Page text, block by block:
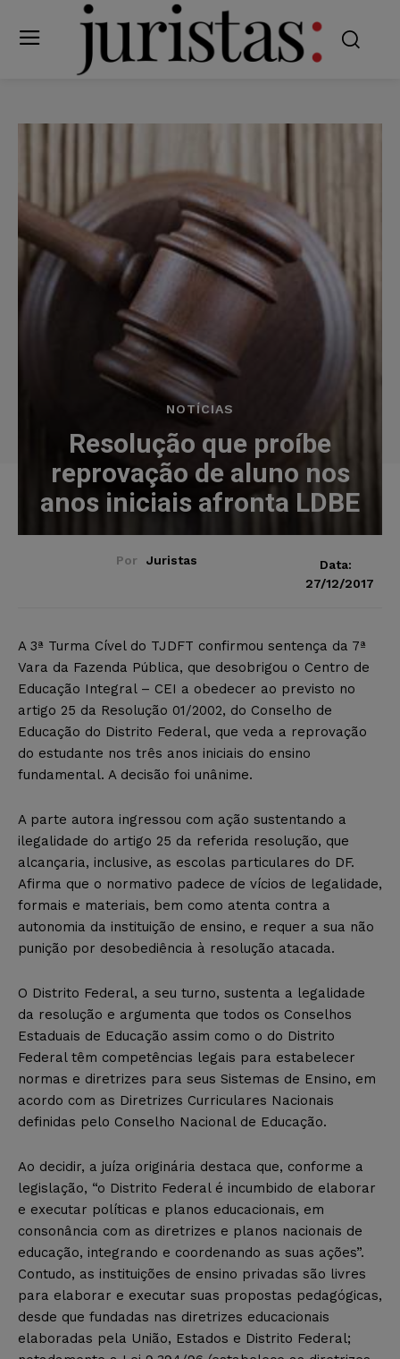
NOTÍCIAS
Resolução que proíbe
reprovação de aluno nos
anos iniciais afronta LDBE
Por Juristas
Data:
27/12/2017
A 3ª Turma Cível do TJDFT confirmou sentença da 7ª
Vara da Fazenda Pública, que desobrigou o Centro de
Educação Integral – CEI a obedecer ao previsto no
artigo 25 da Resolução 01/2002, do Conselho de
Educação do Distrito Federal, que veda a reprovação
do estudante nos três anos iniciais do ensino
fundamental. A decisão foi unânime.
A parte autora ingressou com ação sustentando a
ilegalidade do artigo 25 da referida resolução, que
alcançaria, inclusive, as escolas particulares do DF.
Afirma que o normativo padece de vícios de legalidade,
formais e materiais, bem como atenta contra a
autonomia da instituição de ensino, e requer a sua não
punição por desobediência à resolução atacada.
O Distrito Federal, a seu turno, sustenta a legalidade
da resolução e argumenta que todos os Conselhos
Estaduais de Educação assim como o do Distrito
Federal têm competências legais para estabelecer
normas e diretrizes para seus Sistemas de Ensino, em
acordo com as Diretrizes Curriculares Nacionais
definidas pelo Conselho Nacional de Educação.
Ao decidir, a juíza originária destaca que, conforme a
legislação, “o Distrito Federal é incumbido de elaborar
e executar políticas e planos educacionais, em
consonância com as diretrizes e planos nacionais de
educação, integrando e coordenando as suas ações”.
Contudo, as instituições de ensino privadas são livres
para elaborar e executar suas propostas pedagógicas,
desde que fundadas nas diretrizes educacionais
elaboradas pela União, Estados e Distrito Federal;